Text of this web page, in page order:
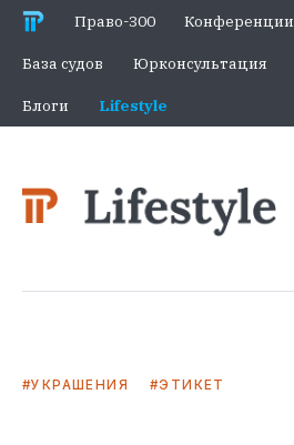
Право-300 Конференции
База судов Юрконсультация
Блоги Lifestyle
УКРАШЕНИЯ ЭТИКЕТ